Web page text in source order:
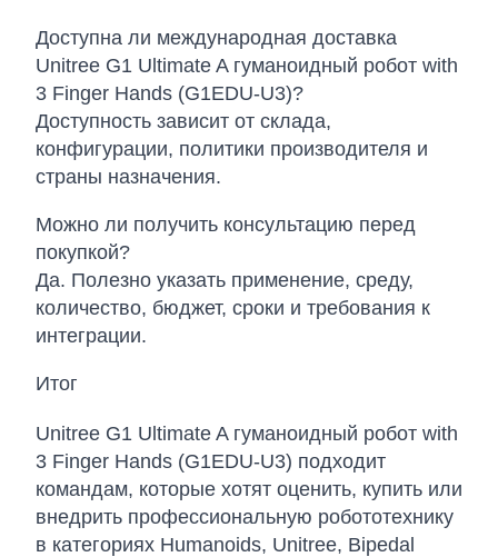
Доступна ли международная доставка
Unitree G1 Ultimate A гуманоидный робот with
3 Finger Hands (G1EDU-U3)?
Доступность зависит от склада,
конфигурации, политики производителя и
страны назначения.
Можно ли получить консультацию перед
покупкой?
Да. Полезно указать применение, среду,
количество, бюджет, сроки и требования к
интеграции.
Итог
Unitree G1 Ultimate A гуманоидный робот with
3 Finger Hands (G1EDU-U3) подходит
командам, которые хотят оценить, купить или
внедрить профессиональную робототехнику
в категориях Humanoids, Unitree, Bipedal